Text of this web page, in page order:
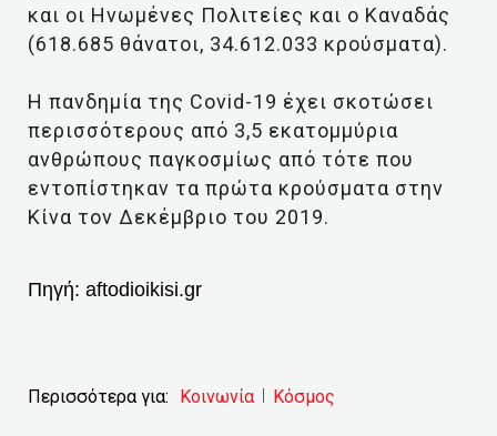
και οι Ηνωμένες Πολιτείες και ο Καναδάς
(618.685 θάνατοι, 34.612.033 κρούσματα).
Η πανδημία της Covid-19 έχει σκοτώσει
περισσότερους από 3,5 εκατομμύρια
ανθρώπους παγκοσμίως από τότε που
εντοπίστηκαν τα πρώτα κρούσματα στην
Κίνα τον Δεκέμβριο του 2019.
Πηγή: aftodioikisi.gr
Περισσότερα για: Κοινωνία Κόσμος